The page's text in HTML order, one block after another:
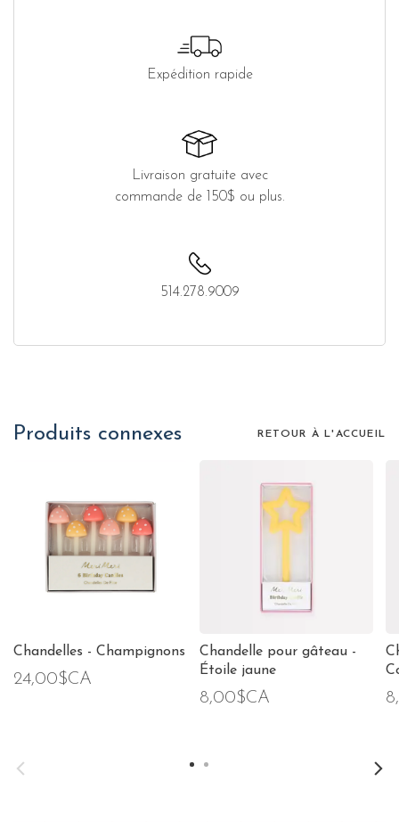
Expédition rapide
Livraison gratuite avec
commande de 150$ ou plus.
514.278.9009
Produits connexes RETOUR À L'ACCUEIL
Chandelles - Champignons
24,00$CA
Chandelle pour gâteau -
Étoile jaune
8,00$CA